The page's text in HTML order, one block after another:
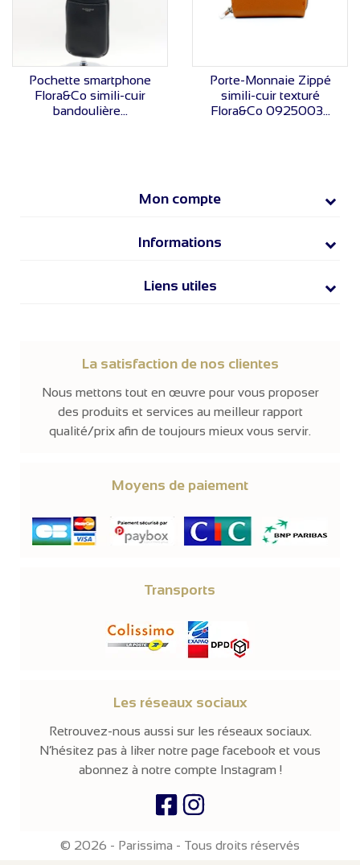
VOIR LE PRIX
Pochette smartphone
Flora&Co simili-cuir
bandoulière...
VOIR LE PRIX
Porte-Monnaie Zippé
simili-cuir texturé
Flora&Co 0925003...
Mon compte
Informations
Liens utiles
La satisfaction de nos clientes
Nous mettons tout en œuvre pour vous proposer
des produits et services au meilleur rapport
qualité/prix afin de toujours mieux vous servir.
Moyens de paiement
Transports
Les réseaux sociaux
Retrouvez-nous aussi sur les réseaux sociaux.
N’hésitez pas à liker notre page facebook et vous
abonnez à notre compte Instagram !
© 2026 - Parissima - Tous droits réservés